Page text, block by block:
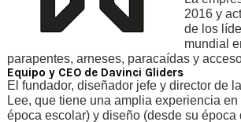
2016 y
de los
mundial
parapentes, arneses, paracaídas y
Equipo y CEO de Davinci Gliders
El fundador, diseñador jefe y director de
Lee, que tiene una amplia experiencia
época escolar) y diseño (desde su época